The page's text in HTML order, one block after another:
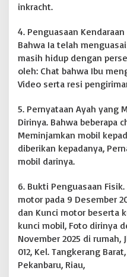
inkracht.
4. Penguasaan
Bahwa Ia telah
masih hidup dengan
oleh: Chat bahwa Ibu
Video serta resi
5. Pernyataan Ayah yang
Dirinya. Bahwa beberapa
Meminjamkan mobil
diberikan kepadanya,
mobil darinya.
6. Bukti Penguasaan
motor pada 9 Desember
dan Kunci motor beserta
kunci mobil, Foto dirinya
November 2025 di rumah,
012, Kel. Tangkerang
Pekanbaru, Riau,